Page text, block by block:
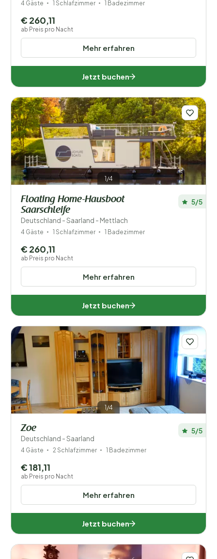
4 Gäste 1 Schlafzimmer 1 Badezimmer
Mehr erfahren
€ 260,11
ab Preis pro Nacht
Jetzt buchen
1/4
Floating Home-Hausboot
Saarschleife
Deutschland - Saarland - Mettlach
5/5
4 Gäste 1 Schlafzimmer 1 Badezimmer
Mehr erfahren
€ 260,11
ab Preis pro Nacht
Jetzt buchen
1/4
Zoe
Deutschland - Saarland
5/5
4 Gäste 2 Schlafzimmer 1 Badezimmer
Mehr erfahren
€ 181,11
ab Preis pro Nacht
Jetzt buchen